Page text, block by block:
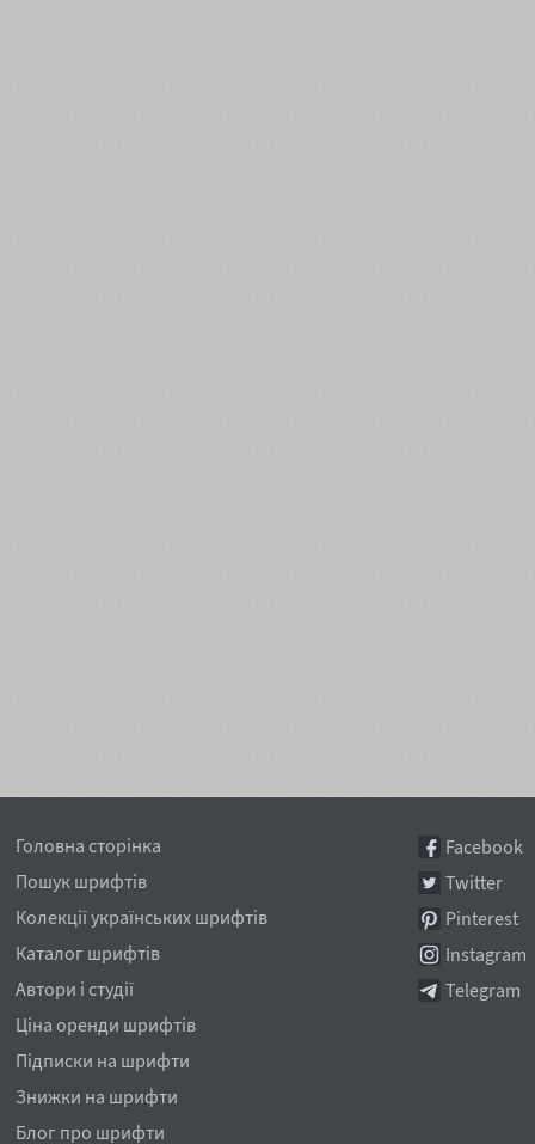
Головна сторінка
Пошук шрифтів
Колекції українських шрифтів
Каталог шрифтів
Автори і студії
Ціна оренди шрифтів
Підписки на шрифти
Знижки на шрифти
Блог про шрифти
Facebook
Twitter
Pinterest
Instagram
Telegram